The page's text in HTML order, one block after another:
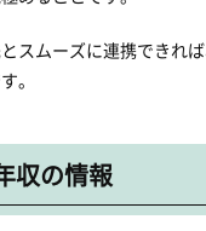
スムーズに連携できれ
。
収の情報